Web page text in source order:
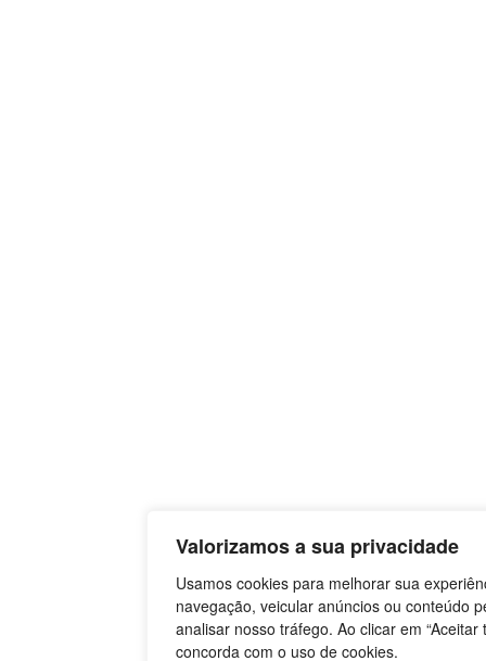
Valorizamos a sua privacidade
Usamos cookies para melhorar sua
navegação, veicular anúncios ou conteúdo
analisar nosso tráfego. Ao clicar em “Aceitar
concorda com o uso de cookies.